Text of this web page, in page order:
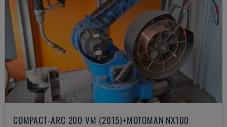
COMPACT-ARC 200 VM (2015)+MOTOMAN NX100